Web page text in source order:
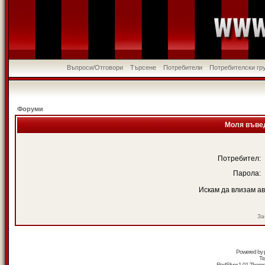
Въпроси/Отговори Търсене Потребители Потребителски
Форуми
Моля
Потребител:
Парола:
Искам да влизам
Powered by